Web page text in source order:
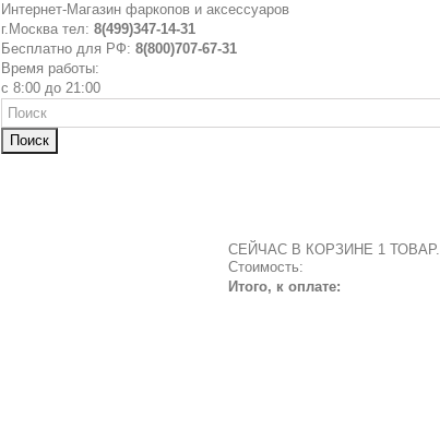
Интернет-Магазин фаркопов и аксессуаров
г.Москва тел: 8(499)347-14-31
Бесплатно для РФ: 8(800)707-67-31
Время работы:
с 8:00 до 21:00
Поиск
СЕЙЧАС В КОРЗИНЕ 1 ТОВАР.
Стоимость:
Итого, к оплате: